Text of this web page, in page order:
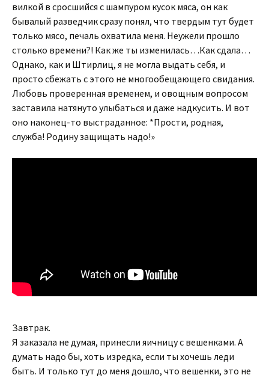
вилкой в сросшийся с шампуром кусок мяса, он как
бывалый разведчик сразу понял, что твердым тут будет
только мясо, печаль охватила меня. Неужели прошло
столько времени?! Как же ты изменилась…Как сдала…
Однако, как и Штирлиц, я не могла выдать себя, и
просто сбежать с этого не многообещающего свидания.
Любовь проверенная временем, и овощным вопросом
заставила натянуто улыбаться и даже надкусить. И вот
оно наконец-то выстраданное: *Прости, родная,
служба! Родину защищать надо!»
Завтрак.
Я заказала не думая, принесли яичницу с вешенками. А
думать надо бы, хоть изредка, если ты хочешь леди
быть. И только тут до меня дошло, что вешенки, это не